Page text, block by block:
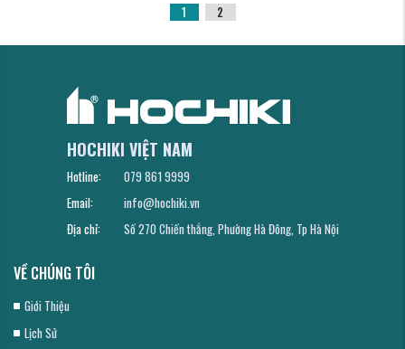
1 2
HOCHIKI VIỆT NAM
Hotline:
079 861 9999
Email:
info@hochiki.vn
Địa chỉ:
Số 270 Chiến thắng, Phường Hà Đông, Tp Hà Nội
VỀ CHÚNG TÔI
Giới Thiệu
Lịch Sử